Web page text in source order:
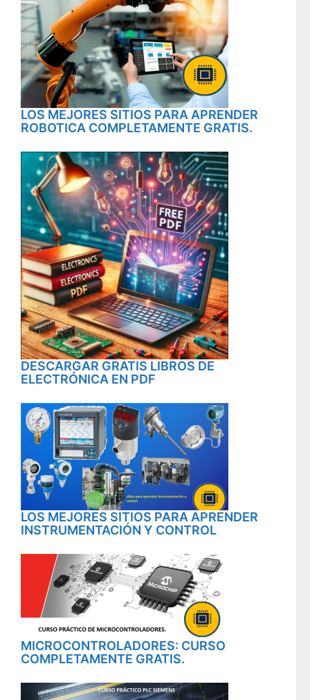
LOS MEJORES SITIOS PARA APRENDER
ROBOTICA COMPLETAMENTE GRATIS.
DESCARGAR GRATIS LIBROS DE
ELECTRÓNICA EN PDF
LOS MEJORES SITIOS PARA APRENDER
INSTRUMENTACIÓN Y CONTROL
MICROCONTROLADORES: CURSO
COMPLETAMENTE GRATIS.